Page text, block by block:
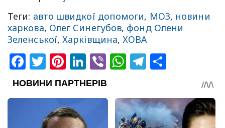
Теги: авто швидкої допомоги, МОЗ, новини
харкова, Олег Синегубов, фонд Олени
Зеленської,Харківщина,ХОВА
Facebook
Twitter
Pinterest
LinkedIn
ViberWhatsApp
Telegram